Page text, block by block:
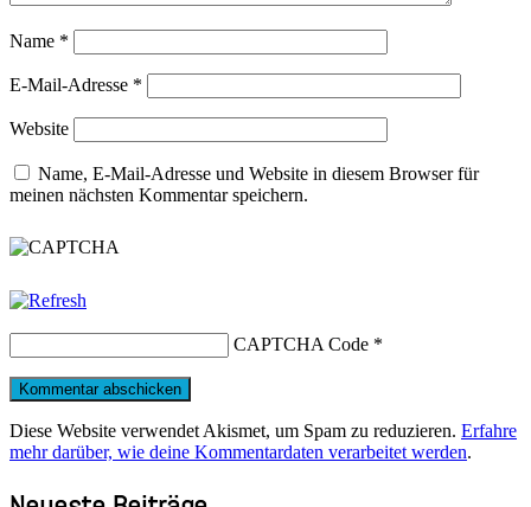
Name *
E-Mail-Adresse *
Website
Name, E-Mail-Adresse und Website in diesem Browser für
meinen nächsten Kommentar speichern.
CAPTCHA Code *
Diese Website verwendet Akismet, um Spam zu reduzieren. Erfahre
mehr darüber, wie deine Kommentardaten verarbeitet werden.